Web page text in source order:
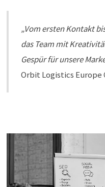
„Vom ersten Kontakt
das Team mit
Gespür für unsere
Orbit Logistics Europe